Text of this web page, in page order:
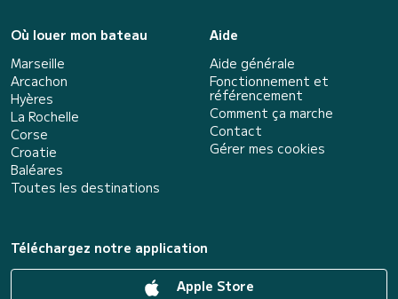
Où louer mon bateau
Marseille
Arcachon
Hyères
La Rochelle
Corse
Croatie
Baléares
Toutes les destinations
Aide
Aide générale
Fonctionnement et
référencement
Comment ça marche
Contact
Gérer mes cookies
Téléchargez notre application
Apple Store